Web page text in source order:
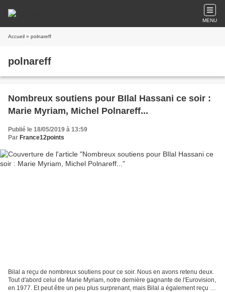
MENU
Accueil » polnareff
polnareff
Nombreux soutiens pour BIlal Hassani ce soir :
Marie Myriam, Michel Polnareff...
Publié le 18/05/2019 à 13:59
Par France12points
Bilal a reçu de nombreux soutiens pour ce soir. Nous en avons retenu deux.
Tout d'abord celui de Marie Myriam, notre dernière gagnante de l'Eurovision,
en 1977. Et peut être un peu plus surprenant, mais Bilal a également reçu un